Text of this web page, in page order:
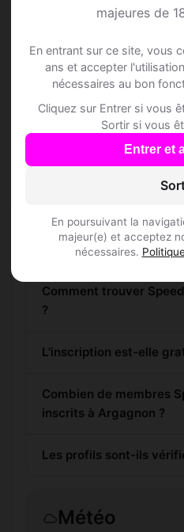
majeures de
En entrant sur ce site, vous
ans et accepter
nécessaires au bon
Cliquez sur Entrer si vous
Sortir si vous
Entrer et
En poursuivant la
majeur(e) et acceptez
nécessaires.
S'inscrire
Questions
Comment trouver
?
L'inscription est-elle
Combien de membres
inscrits à Argagnon ?
Les profils sont-ils
Météo